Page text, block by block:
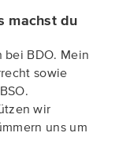
machst du
BDO. Mein
sowie
wir
uns um